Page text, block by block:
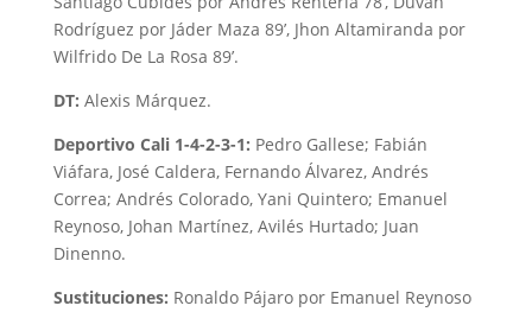
Rodríguez por Jáder Maza 89’, Jhon Altamiranda por
Wilfrido De La Rosa 89’.
DT: Alexis Márquez.
Deportivo Cali 1-4-2-3-1: Pedro Gallese; Fabián
Viáfara, José Caldera, Fernando Álvarez, Andrés
Correa; Andrés Colorado, Yani Quintero; Emanuel
Reynoso, Johan Martínez, Avilés Hurtado; Juan
Dinenno.
Sustituciones: Ronaldo Pájaro por Emanuel Reynoso